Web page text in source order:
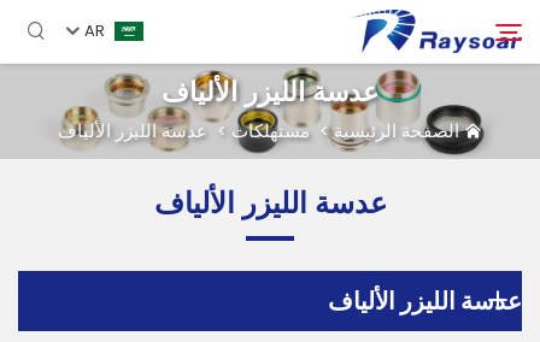
AR
الصفحة الرئيسية
الأجزاء الوظيفية
بحث
عدسة الليزر الألياف
الصفحة الرئيسية>مستهلكات >عدسة الليزر الألياف
عدسة الليزر الألياف
عدسة الليزر الألياف